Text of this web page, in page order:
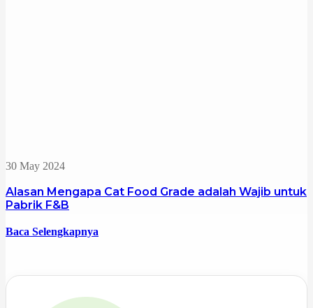
30 May 2024
Alasan Mengapa Cat Food Grade adalah Wajib untuk
Pabrik F&B
Baca Selengkapnya